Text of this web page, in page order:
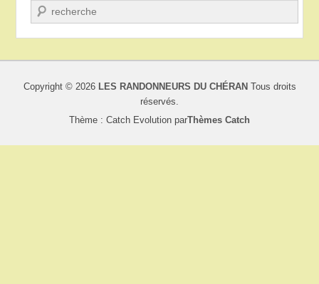
Recherche
Copyright © 2026 LES RANDONNEURS DU CHÉRANTous droits
réservés.
Thème : Catch Evolution parThèmes Catch